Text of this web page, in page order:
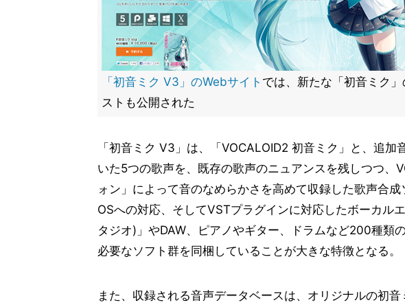
「初音ミク V3」のWebサイト では、新たな「初音ミク」
ストも公開された
「初音ミク V3」は、「VOCALOID2 初音ミク」と、追加
いた5つの歌声を、既存の歌声のニュアンスを残しつつ、
ォン」によって音のなめらかさを高めて収録した歌声合
OSへの対応、そしてVSTプラグインに対応したボーカル
タジオ)」やDAW、ピアノやギター、ドラムなど200種類
必要なソフト群を同梱していることが大きな特徴となる。
また、収録される音声データベースは、オリジナルの初